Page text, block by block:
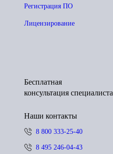
Регистрация ПО
Лицензирование
Бесплатная
консультация специалиста
Наши контакты
8 800 333-25-40
8 495 246-04-43